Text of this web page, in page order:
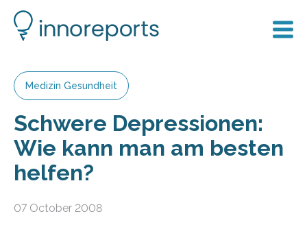
Medizin Gesundheit
Schwere Depressionen:
Wie kann man am besten
helfen?
07 October 2008